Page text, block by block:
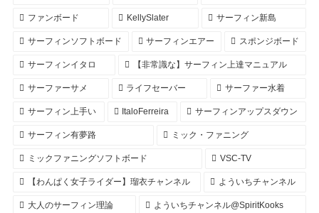
ファンボード KellySlater サーフィン新島
サーフィンソフトボード サーフィンエアー スポンジボード
サーフィンイタロ 【非常識な】サーフィン上達マニュアル
サーファーサメ ライフセーバー サーファー水着
サーフィン上手い ItaloFerreira サーフィンアップスダウン
サーフィン有夢路 ミック・ファニング
ミックファニングソフトボード VSC-TV
【わんぱく女子ライダー】瑠衣チャンネル よういちチャンネル
大人のサーフィン理論 よういちチャンネル@SpiritKooks